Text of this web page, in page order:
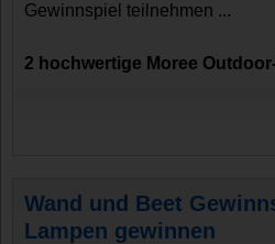
Gewinnspiel teilnehmen ...
2 hochwertige Moree
Wand und Beet
Lampen gewinnen